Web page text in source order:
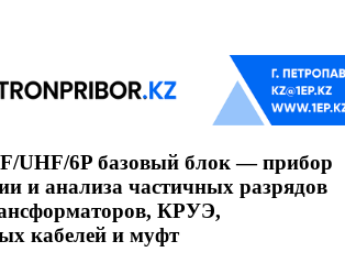
UHF/6P базовый блок — прибор
и анализа частичных разрядов
КРУЭ,
кабелей и муфт